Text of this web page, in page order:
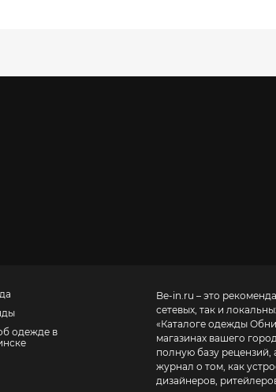
одежде в
Be-in.ru – это
сетевых, так и
«Каталоге одежды
магазинах вашего
полную базу рецензий,
журнал о том, как
дизайнеров,